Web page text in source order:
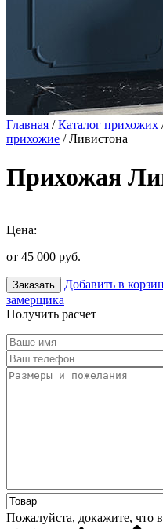
Главная /Каталог прихожих
прихожие / Ливистона
Прихожая
Цена:
от 45 000 руб.
Заказать Добавить в
замерщика
Получить расчет
Пожалуйста, докажите, что